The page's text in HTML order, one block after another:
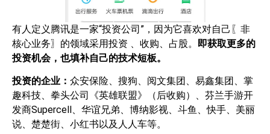
有人定义腾讯是一家“投资公司”，因为它喜欢对自己〖非
核心业务〗的领域采用投资 、收购、占股。
即获取更多的
投资机会，也填补自己的技术短板。
投资的企业： 众安保险、搜狗、阅文集团、易鑫集团、掌
趣科技、拳头公司《英雄联盟》（后收购）、芬兰手游开
发商Supercell、华谊兄弟、博纳影视、斗鱼、快手、美丽
说、楚楚街、小红书以及人人车等。